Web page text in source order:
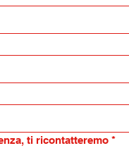
ti ricontatteremo *